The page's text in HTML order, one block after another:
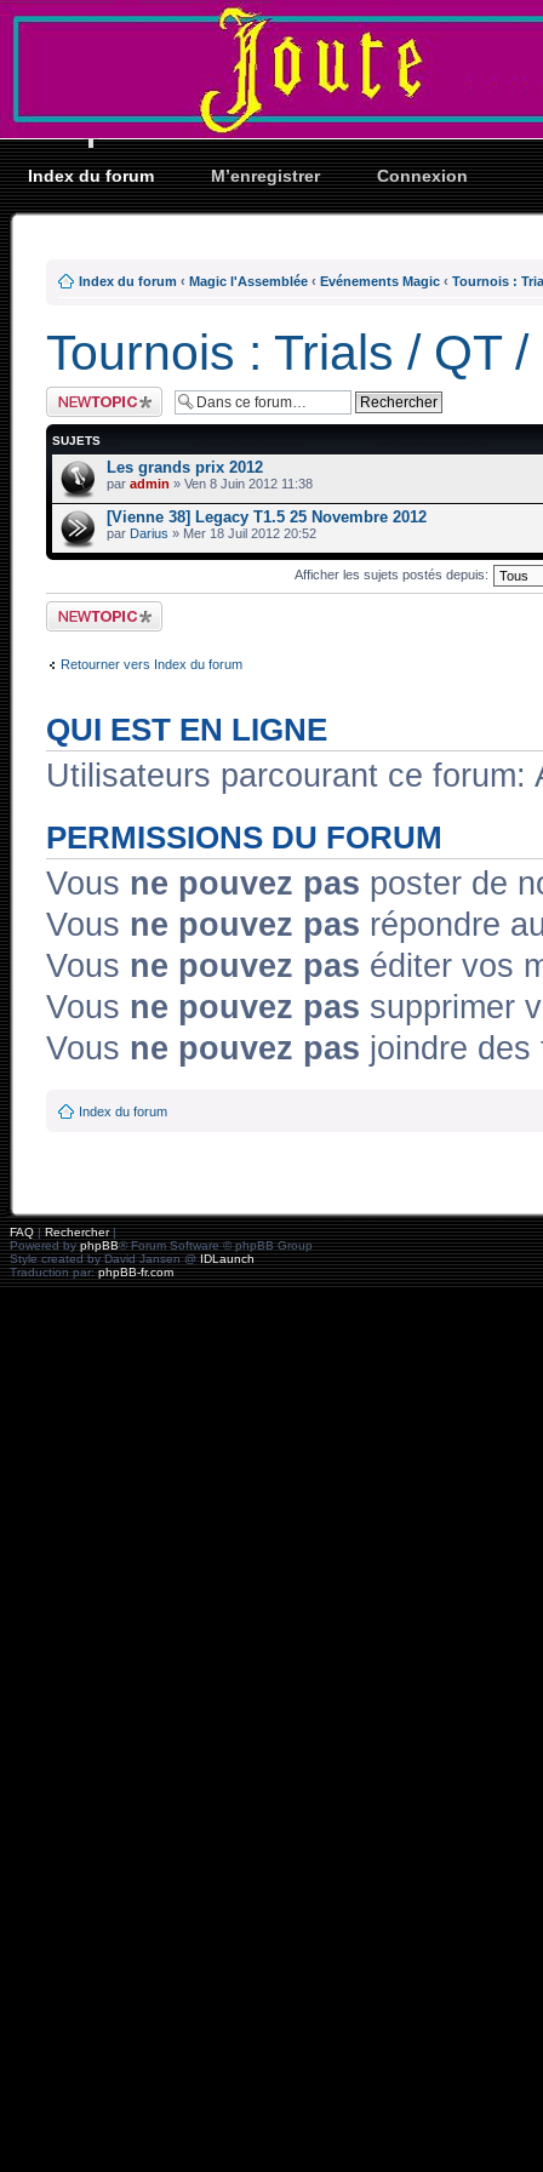
Index du forum M’enregistrer Connexion
Index du forum ‹ Magic l'Assemblée ‹ Evénements Magic ‹ Tournois :
Tournois : Trials / QT
Ecrire un nouveau
sujet
SUJETS
Les grands prix 2012
par admin » Ven 8 Juin 2012 11:38
[Vienne 38] Legacy T1.5 25 Novembre 2012
par Darius » Mer 18 Juil 2012 20:52
Afficher les sujets postés depuis:
Ecrire un nouveau
sujet
Retourner vers Index du forum
QUI EST EN LIGNE
Utilisateurs parcourant ce
PERMISSIONS DU FORUM
Vous ne pouvez pas poster de
Vous ne pouvez pas répondre
Vous ne pouvez pas éditer vos
Vous ne pouvez pas supprimer
Vous ne pouvez pas joindre des
Index du forum
FAQ|Rechercher|
Powered byphpBB® Forum Software © phpBB Group
Style created by David Jansen @IDLaunch
Traduction par:phpBB-fr.com